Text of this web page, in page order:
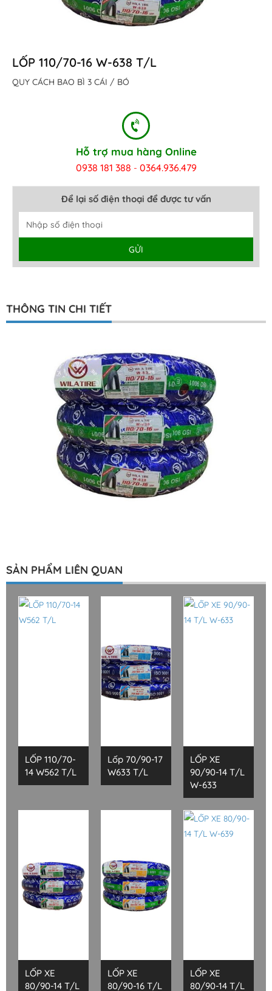
LỐP 110/70-16 W-638 T/L
QUY CÁCH BAO BÌ 3 CÁI / BÓ
Hỗ trợ mua hàng Online
0938 181 388 - 0364.936.479
Để lại số điện thoại để được tư vấn
GỬI
Alternative:
THÔNG TIN CHI TIẾT
SẢN PHẨM LIÊN QUAN
LỐP 110/70-
14 W562 T/L
Lốp 70/90-17
W633 T/L
LỐP XE
90/90-14 T/L
W-633
LỐP XE
80/90-14 T/L
LỐP XE
80/90-16 T/L
LỐP XE
80/90-14 T/L